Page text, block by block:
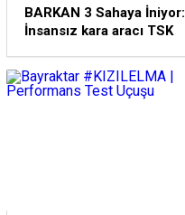
BARKAN 3 Sahaya İniyor:
İnsansız kara aracı TSK